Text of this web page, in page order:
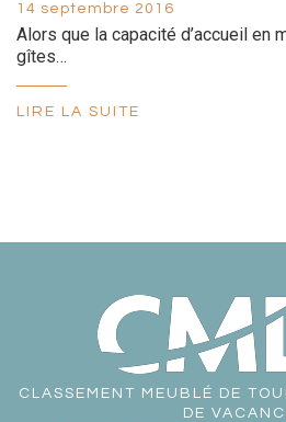
14 septembre 2016
Alors que la capacité d’accueil en
gîtes…
LIRE LA SUITE
CLASSEMENT MEUBLÉ DE
DE